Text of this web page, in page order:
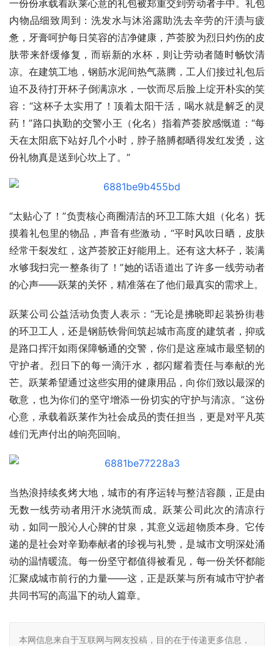
一份份承载着跃莱心意的礼包被郑重交到劳动者手中。礼包
内物品细致周到：洗发水与沐浴露助洗去辛劳的汗渍与疲
惫，牙膏呵护每日笑容的洁净健康，芦荟胶为烈日灼伤的皮
肤带来舒缓修复，而崭新的水杯，则让劳动者随时畅饮清
凉。在建筑工地，钢筋水泥间热气蒸腾，工人们接过礼包后
迫不及待打开杯子倒满凉水，一饮而尽后脸上绽开朴实的笑
容：“这杯子太实用了！顶着太阳干活，喝水就是解乏的灵
药！”路口执勤的交警小王（化名）指着芦荟胶感慨道：“每
天在太阳底下站好几个小时，脖子胳膊都晒得发红发烫，这
份礼物真是送到心坎上了。”
“太贴心了！”负责核心商圈清洁的环卫工陈大姐（化名）抚
摸着礼包里的物品，声音有些激动，“平时风吹日晒，皮肤
经常干裂发红，这芦荟胶正好能用上。还有这大杯子，装满
水够我扫完一整条街了！”她的话语道出了许多一线劳动者
的心声——跃莱的关怀，精准落在了他们最真实的需求上。
跃莱公司公益活动负责人表示：“无论是拂晓即起装扮街巷
的环卫工人，还是钢筋铁骨间筑起城市高度的建筑者，抑或
是路口挥汗如雨保障畅通的交警，你们是这座城市最坚韧的
守护者。烈日下的每一滴汗水，都闪耀着责任与奉献的光
芒。跃莱希望通过这些实用的健康用品，向你们致以最深的
敬意，也为你们的坚守增添一份切实的守护与清凉。”这份
心意，承载着跃莱作为社会成员的责任担当，更是对平凡英
雄们无声付出的响亮回响。
当热浪持续炙烤大地，城市的有序运转与整洁容颜，正是由
无数一线劳动者用汗水浇筑而成。跃莱公司此次的清凉行
动，如同一股沁人心脾的甘泉，其意义远超物质本身。它传
递的是社会对辛勤奉献者的珍视与礼赞，是城市文明深处涌
动的温情暖流。每一份坚守都值得被看见，每一份关怀都能
汇聚成城市前行的力量——这，正是跃莱与所有城市守护者
共同书写的高温下的动人篇章。
本网信息来自于互联网与网友投稿，目的在于传递更多信息，